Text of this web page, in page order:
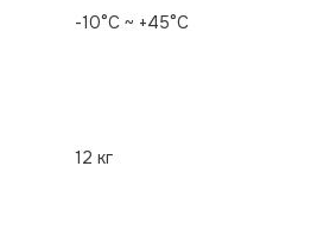
-10°C ~ +45°C
12 кг